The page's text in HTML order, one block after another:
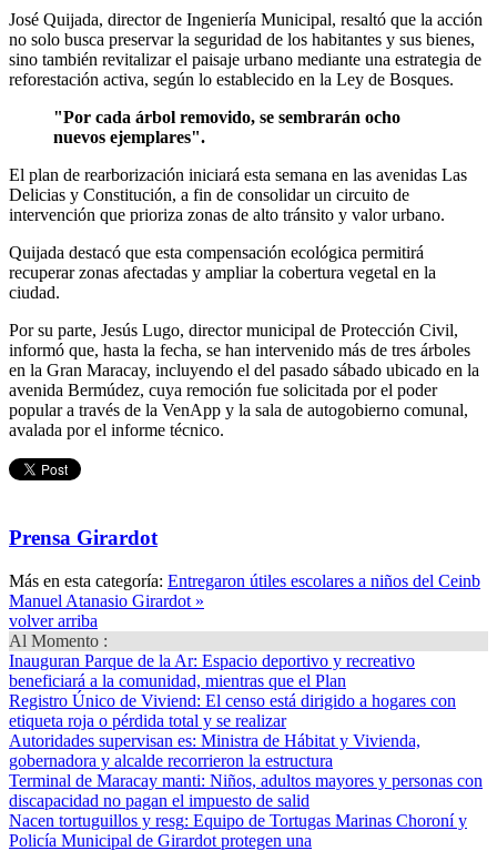
José Quijada, director de Ingeniería Municipal, resaltó que la acción
no solo busca preservar la seguridad de los habitantes y sus bienes,
sino también revitalizar el paisaje urbano mediante una estrategia de
reforestación activa, según lo establecido en la Ley de Bosques.
"Por cada árbol removido, se sembrarán ocho
nuevos ejemplares".
El plan de rearborización iniciará esta semana en las avenidas Las
Delicias y Constitución, a fin de consolidar un circuito de
intervención que prioriza zonas de alto tránsito y valor urbano.
Quijada destacó que esta compensación ecológica permitirá
recuperar zonas afectadas y ampliar la cobertura vegetal en la
ciudad.
Por su parte, Jesús Lugo, director municipal de Protección Civil,
informó que, hasta la fecha, se han intervenido más de tres árboles
en la Gran Maracay, incluyendo el del pasado sábado ubicado en la
avenida Bermúdez, cuya remoción fue solicitada por el poder
popular a través de la VenApp y la sala de autogobierno comunal,
avalada por el informe técnico.
Prensa Girardot
Más en esta categoría: Entregaron útiles escolares a niños del Ceinb
Manuel Atanasio Girardot »
volver arriba
Al Momento :
Inauguran Parque de la Ar: Espacio deportivo y recreativo
beneficiará a la comunidad, mientras que el Plan
Registro Único de Viviend: El censo está dirigido a hogares con
etiqueta roja o pérdida total y se realizar
Autoridades supervisan es: Ministra de Hábitat y Vivienda,
gobernadora y alcalde recorrieron la estructura
Terminal de Maracay manti: Niños, adultos mayores y personas con
discapacidad no pagan el impuesto de salid
Nacen tortuguillos y resg: Equipo de Tortugas Marinas Choroní y
Policía Municipal de Girardot protegen una